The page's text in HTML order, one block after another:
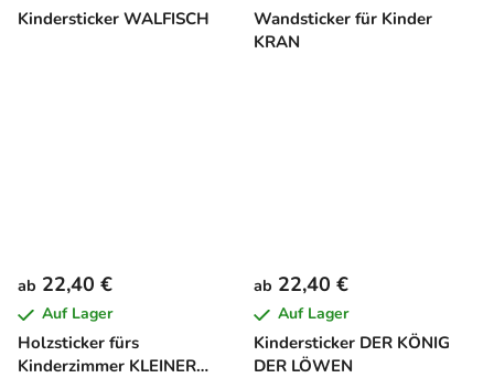
Kindersticker WALFISCH
Wandsticker für Kinder
KRAN
Holzsticker fürs
Kinderzimmer KLEINER
ab 22,40 €
Auf Lager
Kindersticker DER KÖNIG
DER LÖWEN
ab 22,40 €
Auf Lager